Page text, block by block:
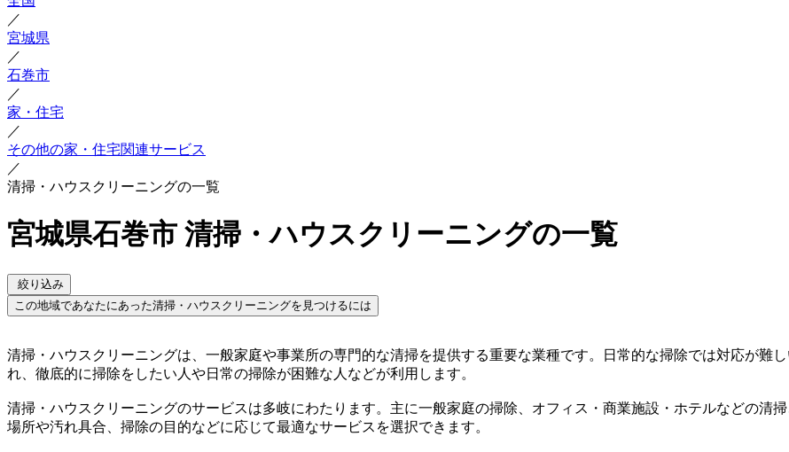
／
宮城県
／
石巻市
／
家・住宅
／
その他の家・住宅関連サービス
／
清掃・ハウスクリーニングの一覧
宮城県石巻市 清掃・ハウスクリーニングの一覧
絞り込み
この地域であなたにあった清掃・ハウスクリーニングを見つけるには
清掃・ハウスクリーニングは、一般家庭や事業所の専門的な清掃を提供する重要な業種です。日常的な掃除では対応が難
れ、徹底的に掃除をしたい人や日常の掃除が困難な人などが利用します。
清掃・ハウスクリーニングのサービスは多岐にわたります。主に一般家庭の掃除、オフィス・商業施設・ホテルなどの清
場所や汚れ具合、掃除の目的などに応じて最適なサービスを選択できます。